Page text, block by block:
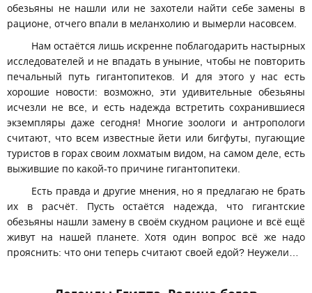
обезьяны не нашли или не захотели найти себе замены в
рационе, отчего впали в меланхолию и вымерли насовсем.
Нам остаётся лишь искренне поблагодарить настырных
исследователей и не впадать в уныние, чтобы не повторить
печальный путь гигантопитеков. И для этого у нас есть
хорошие новости: возможно, эти удивительные обезьяны
исчезли не все, и есть надежда встретить сохранившиеся
экземпляры даже сегодня! Многие зоологи и антропологи
считают, что всем известные йети или бигфуты, пугающие
туристов в горах своим лохматым видом, на самом деле, есть
выжившие по какой-то причине гигантопитеки.
Есть правда и другие мнения, но я предлагаю не брать
их в расчёт. Пусть остаётся надежда, что гигантские
обезьяны нашли замену в своём скудном рационе и всё ещё
живут на нашей планете. Хотя один вопрос всё же надо
прояснить: что они теперь считают своей едой? Неужели…